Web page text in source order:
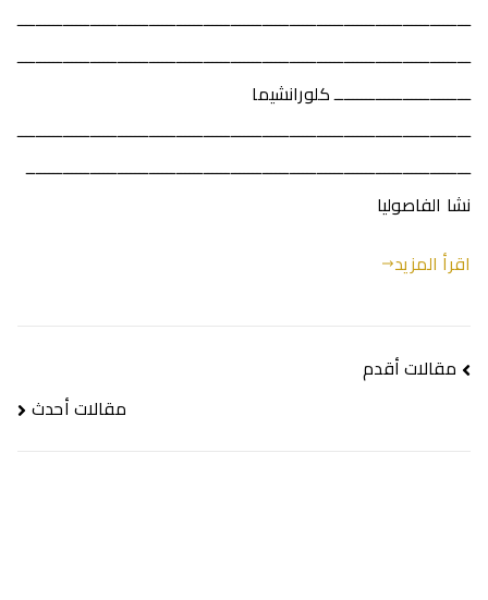
ــــــــــــــــــــــــــــــــــــــــــــــــــــــــــــــــــــــــــــــــــــــــــــــــــــ
ــــــــــــــــــــــــــــــــــــــــــــــــــــــــــــــــــــــــــــــــــــــــــــــــــــ
ــــــــــــــــــــــــــــــ كلورانشيما
ــــــــــــــــــــــــــــــــــــــــــــــــــــــــــــــــــــــــــــــــــــــــــــــــــــ
ــــــــــــــــــــــــــــــــــــــــــــــــــــــــــــــــــــــــــــــــــــــــــــــــــ
نشا الفاصوليا
اقرأ المزيد
مقالات أقدم
مقالات أحدث